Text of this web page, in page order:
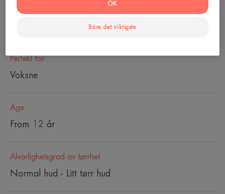
Perfekt for
Voksne
Age
From 12 år
Alvorlighetsgrad av tørrhet
Normal hud - Litt tørr hud
Bare det viktigste
OK